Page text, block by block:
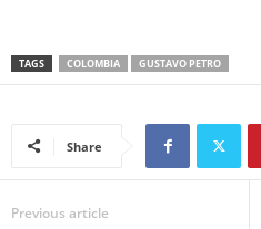
TAGS COLOMBIA GUSTAVO PETRO
Share
Previous article